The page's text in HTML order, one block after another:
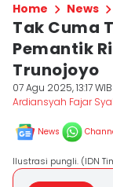
Home News
Tak Cuma
Pemantik
Trunojoyo
07 Agu 2025, 13:17 WIB
Ardiansyah Fajar
News
Ilustrasi pungli. (IDN